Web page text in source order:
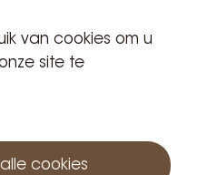
van cookies om u
site te
cookies